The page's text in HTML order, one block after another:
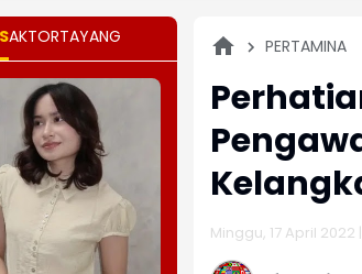
AKTORTAYANG PERTAMINA
Minggu, 17 April 2022 |